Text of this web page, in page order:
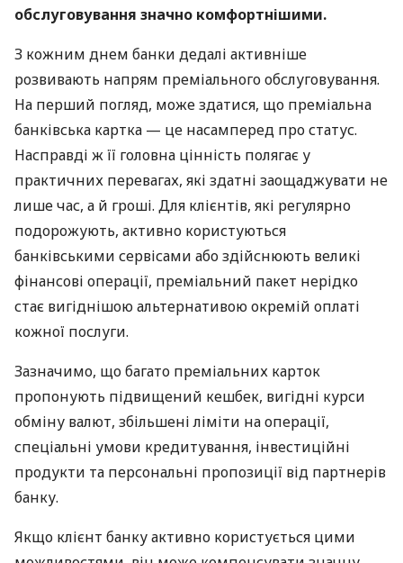
обслуговування значно комфортнішими.
З кожним днем банки дедалі активніше
розвивають напрям преміального обслуговування.
На перший погляд, може здатися, що преміальна
банківська картка — це насамперед про статус.
Насправді ж її головна цінність полягає у
практичних перевагах, які здатні заощаджувати не
лише час, а й гроші. Для клієнтів, які регулярно
подорожують, активно користуються
банківськими сервісами або здійснюють великі
фінансові операції, преміальний пакет нерідко
стає вигіднішою альтернативою окремій оплаті
кожної послуги.
Зазначимо, що багато преміальних карток
пропонують підвищений кешбек, вигідні курси
обміну валют, збільшені ліміти на операції,
спеціальні умови кредитування, інвестиційні
продукти та персональні пропозиції від партнерів
банку.
Якщо клієнт банку активно користується цими